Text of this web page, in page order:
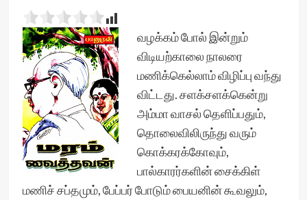
வழக்கம் போல் இன்றும்
விடியற்காலை நாலரை
மணிக்கெல்லாம் விழிப்பு வந்து
விட்டது. சளக்சளக்கென்று
அம்மா வாசல் தெளிப்பதும்,
தொலைவிலிருந்து வரும்
கொக்கரக்கோவும்,
பால்காரர்களின் சைக்கிள்
மணிச் சப்தமும், பேப்பர் போடும் பையனின் கூவலும்,